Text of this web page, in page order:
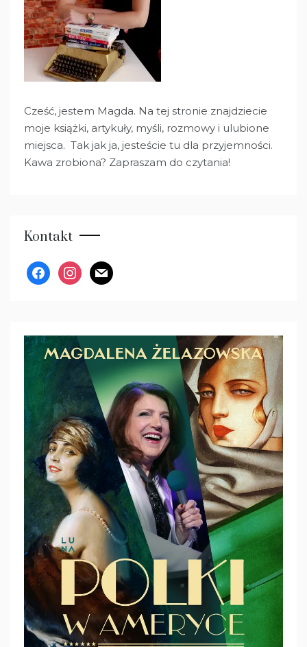
Cześć, jestem Magda. Na tej stronie znajdziecie
moje książki, artykuły, myśli, rozmowy i ulubione
miejsca. Tak jak ja, jesteście tu dla przyjemności.
Kawa zrobiona? Zapraszam do czytania!
Kontakt
facebookinstagram
mail